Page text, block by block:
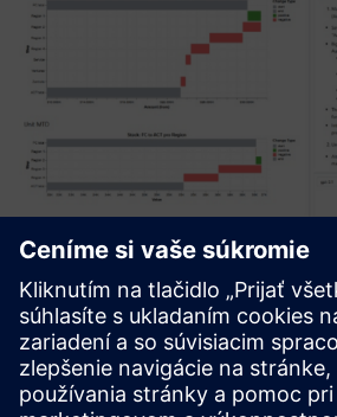
ZeitMind
Zeitmind is an AI-analytics tool that
across sources, understands context,
analyses & insights to teams. It
making, deeper research, and